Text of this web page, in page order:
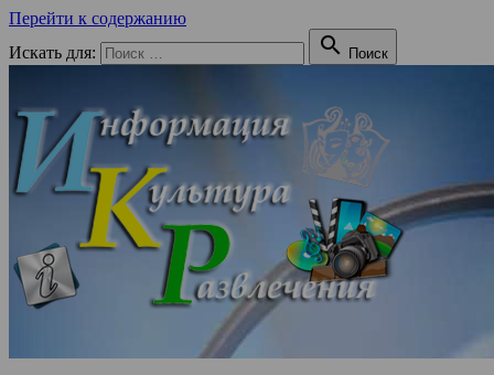
Перейти к содержанию
Искать для:
 Поиск